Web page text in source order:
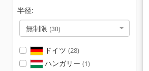
半径:
無制限 (30)
ドイツ (28)
ハンガリー (1)